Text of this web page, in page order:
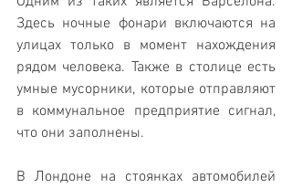
Здесь ночные фонари включаются на
улицах только в момент нахождения
рядом человека. Также в столице есть
умные мусорники, которые отправляют
в коммунальное предприятие сигнал,
что они заполнены.
В Лондоне на стоянках автомобилей